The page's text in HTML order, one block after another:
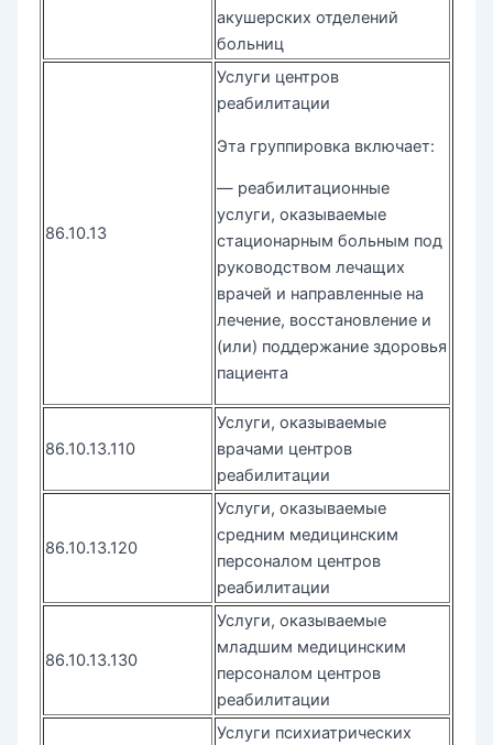
акушерских отделений
больниц
86.10.13
Услуги центров
реабилитации
Эта группировка включает:
— реабилитационные
услуги, оказываемые
стационарным больным под
руководством лечащих
врачей и направленные на
лечение, восстановление и
(или) поддержание здоровья
пациента
86.10.13.110
Услуги, оказываемые
врачами центров
реабилитации
86.10.13.120
Услуги, оказываемые
средним медицинским
персоналом центров
реабилитации
86.10.13.130
Услуги, оказываемые
младшим медицинским
персоналом центров
реабилитации
Услуги психиатрических